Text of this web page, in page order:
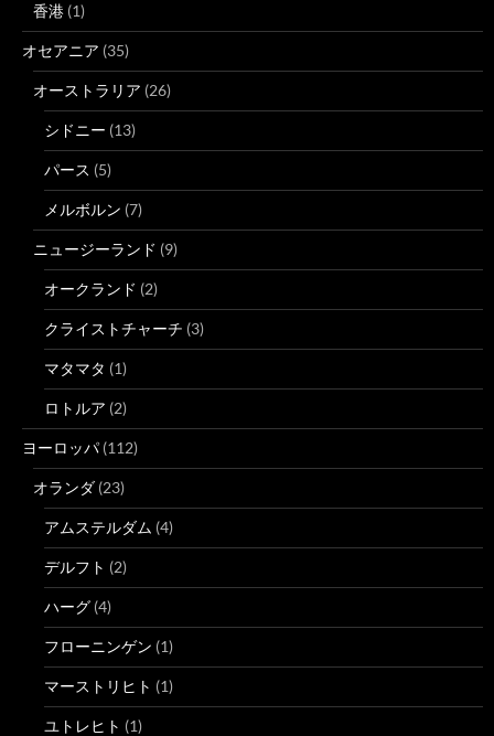
香港 (1)
オセアニア (35)
オーストラリア (26)
シドニー (13)
パース (5)
メルボルン (7)
ニュージーランド (9)
オークランド (2)
クライストチャーチ (3)
マタマタ (1)
ロトルア (2)
ヨーロッパ (112)
オランダ (23)
アムステルダム (4)
デルフト (2)
ハーグ (4)
フローニンゲン (1)
マーストリヒト (1)
ユトレヒト (1)